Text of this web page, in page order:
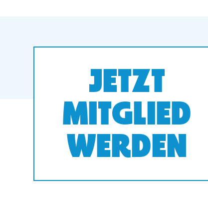
JETZT
MITGLIED
WERDEN